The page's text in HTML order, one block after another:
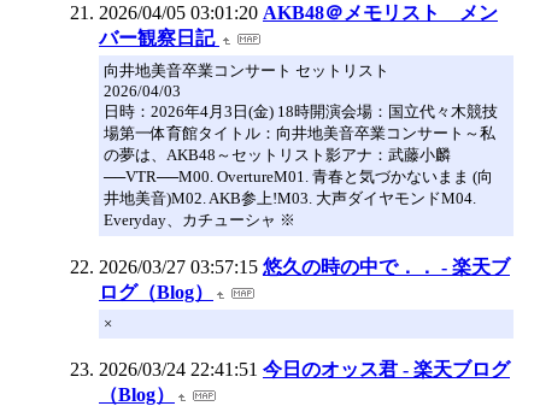
2026/04/05 03:01:20 AKB48＠メモリスト メン
バー観察日記
向井地美音卒業コンサート セットリスト
2026/04/03
日時：2026年4月3日(金) 18時開演会場：国立代々木競技
場第一体育館タイトル：向井地美音卒業コンサート～私
の夢は、AKB48～セットリスト影アナ：武藤小麟
──VTR──M00. OvertureM01. 青春と気づかないまま (向
井地美音)M02. AKB参上!M03. 大声ダイヤモンドM04.
Everyday、カチューシャ ※
2026/03/27 03:57:15 悠久の時の中で．． - 楽天ブ
ログ（Blog）
×
2026/03/24 22:41:51 今日のオッス君 - 楽天ブログ
（Blog）